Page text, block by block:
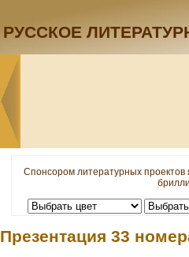
РУССКОЕ
Спонсором литературных
Презентация 33